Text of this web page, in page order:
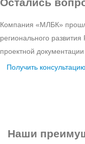
Компания «МЛБК»
регионального
проектной
Получить консультацию
Наши